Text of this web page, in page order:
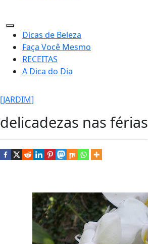
Dicas de Beleza
Faça Você Mesmo
RECEITAS
A Dica do Dia
[JARDIM]
delicadezas nas férias